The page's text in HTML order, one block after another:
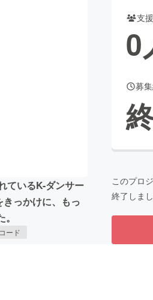
ビューティー・ヘル
ているK-ダンサー
っかけに、もっ
ード
支
0
募
このプロ
終了しま